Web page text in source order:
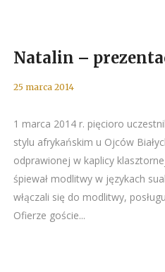
Natalin –
25 marca 2014
1 marca 2014 r. pięcioro
stylu afrykańskim u Ojców
odprawionej w kaplicy
śpiewał modlitwy w językach
włączali się do modlitwy,
Ofierze goście...